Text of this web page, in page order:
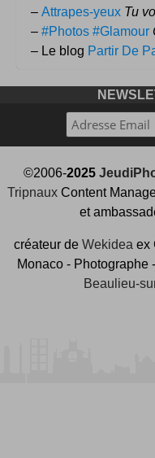
– Attrapes-yeux Tu
– #Photos #Glamour
– Le blog Partir De
©2006-2025
TripnauxContent
et
créateur de Wekidea ex
Monaco -
Beaulieu-